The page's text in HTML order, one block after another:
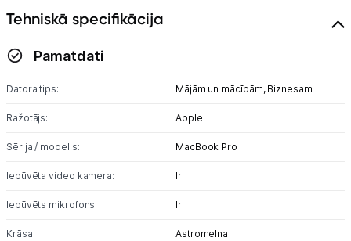
Piegāde un apmaksa
Kontakti
Tehniskā specifikācija
Pamatdati
Datora tips: Mājām un mācībām, Biznesam
Ražotājs: Apple
Sērija / modelis: MacBook Pro
Iebūvēta video kamera: Ir
Iebūvēts mikrofons: Ir
Krāsa: Astromelna